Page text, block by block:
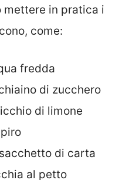
mettere in pratica i
come:
fredda
di zucchero
di limone
di carta
al petto